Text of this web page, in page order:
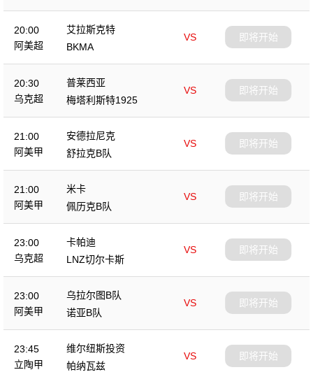
20:00
阿美超
艾拉斯克特
VS
BKMA
即将开始
20:30
乌克超
普莱西亚
VS
梅塔利斯特1925
即将开始
21:00
阿美甲
安德拉尼克
VS
舒拉克B队
即将开始
21:00
阿美甲
米卡
VS
佩历克B队
即将开始
23:00
乌克超
卡帕迪
VS
LNZ切尔卡斯
即将开始
23:00
阿美甲
乌拉尔图B队
VS
诺亚B队
即将开始
23:45
立陶甲
维尔纽斯投资
VS
帕纳瓦兹
即将开始